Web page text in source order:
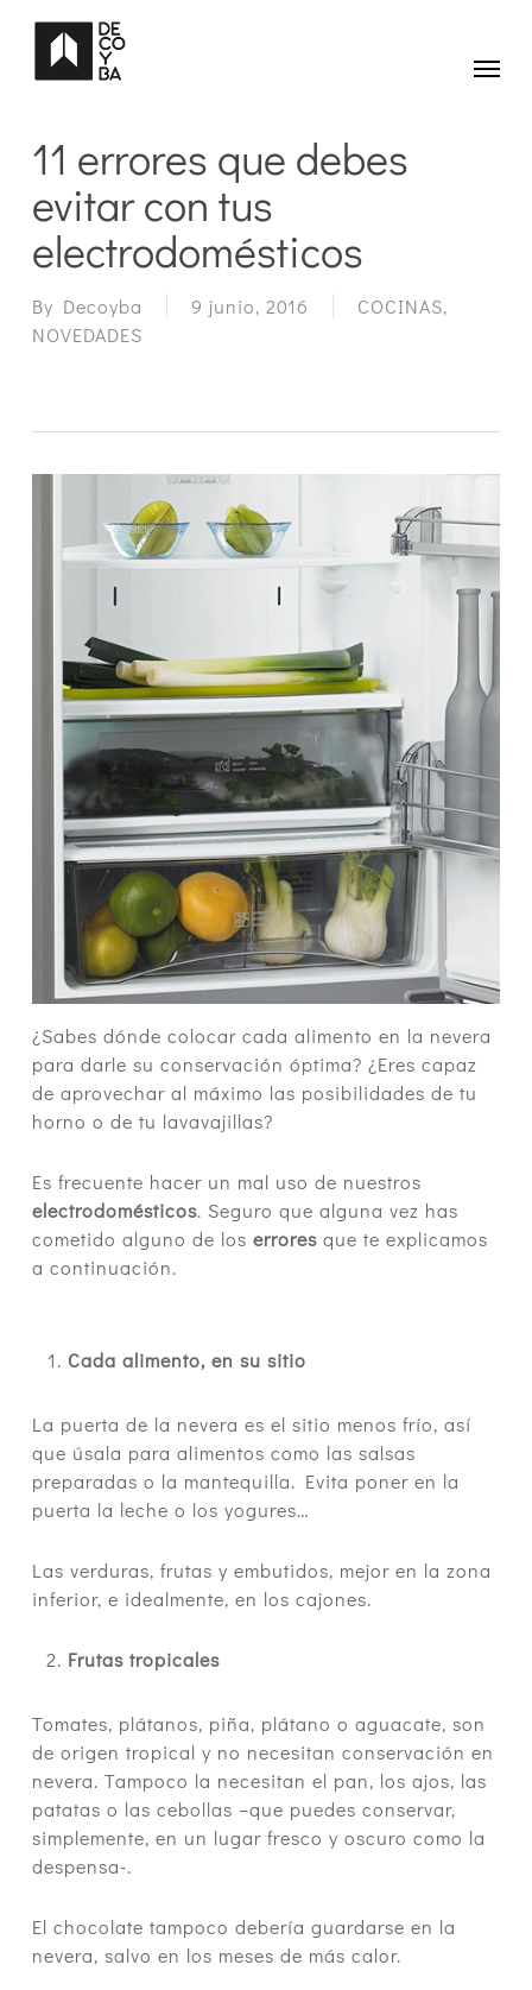
Menu
11 errores que debes
evitar con tus
electrodomésticos
By Decoyba 9 junio, 2016 COCINAS,
NOVEDADES
¿Sabes dónde colocar cada alimento en la nevera
para darle su conservación óptima? ¿Eres capaz
de aprovechar al máximo las posibilidades de tu
horno o de tu lavavajillas?
Es frecuente hacer un mal uso de nuestros
electrodomésticos. Seguro que alguna vez has
cometido alguno de los erroresque te explicamos
a continuación.
Cada alimento, en su sitio
La puerta de la nevera es el sitio menos frío, así
que úsala para alimentos como las salsas
preparadas o la mantequilla. Evita poner en la
puerta la leche o los yogures…
Las verduras, frutas y embutidos, mejor en la zona
inferior, e idealmente, en los cajones.
Frutas tropicales
Tomates, plátanos, piña, plátano o aguacate, son
de origen tropical y no necesitan conservación en
nevera. Tampoco la necesitan el pan, los ajos, las
patatas o las cebollas –que puedes conservar,
simplemente, en un lugar fresco y oscuro como la
despensa-.
El chocolate tampoco debería guardarse en la
nevera, salvo en los meses de más calor.